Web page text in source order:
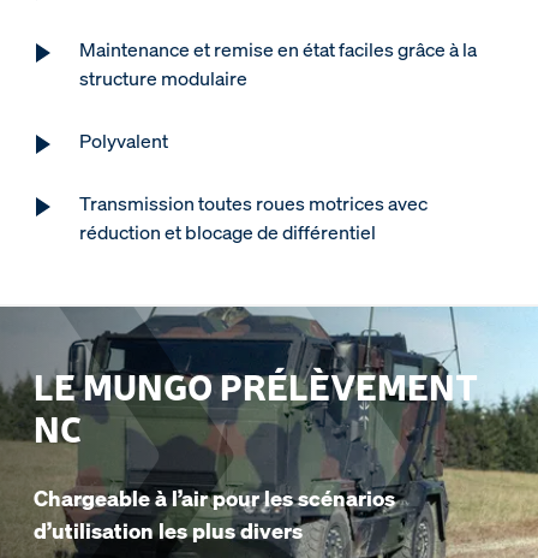
Maintenance et remise en état faciles grâce à la
structure modulaire
Polyvalent
Transmission toutes roues motrices avec
réduction et blocage de différentiel
LE MUNGO PRÉLÈVEMENT
NC
Chargeable à l’air pour les scénarios
d’utilisation les plus divers